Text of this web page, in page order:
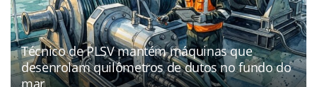
Técnico de PLSV mantém máquinas que
desenrolam quilômetros de dutos no fundo do
mar